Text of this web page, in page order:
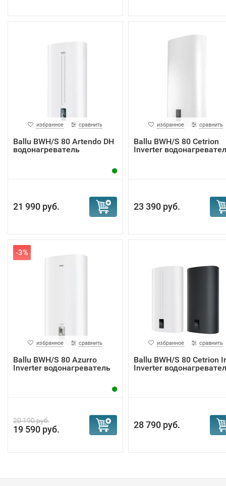
избранное сравнить
Ballu BWH/S 80 Artendo DH
водонагреватель
21 990 руб.
избранное сравнить
Ballu BWH/S 80 Cetrion
Inverter
23 390 руб.
-3%
избранное сравнить
Ballu BWH/S 80 Azurro
Inverter водонагреватель
20 190 руб.
19 590 руб.
избранное сравнить
Ballu BWH/S 80 Cetrion
Inverter
28 790 руб.